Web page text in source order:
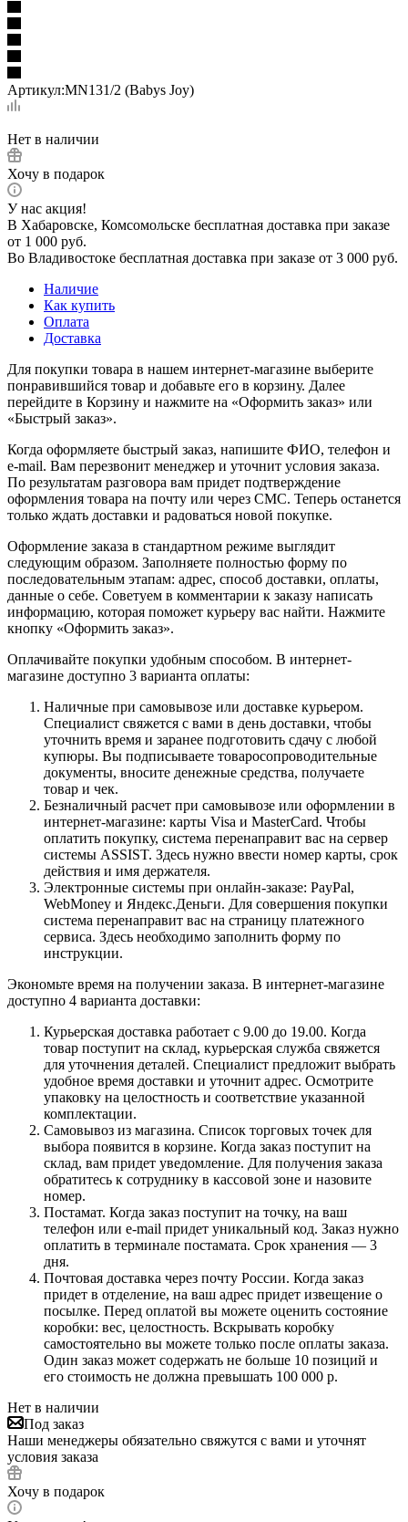
Артикул:MN131/2 (Babys Joy)
Нет в наличии
Хочу в подарок
У нас акция!
В Хабаровске, Комсомольске бесплатная доставка при заказе
от 1 000 руб.
Во Владивостоке бесплатная доставка при заказе от 3 000 руб.
Наличие
Как купить
Оплата
Доставка
Для покупки товара в нашем интернет-магазине выберите
понравившийся товар и добавьте его в корзину. Далее
перейдите в Корзину и нажмите на «Оформить заказ» или
«Быстрый заказ».
Когда оформляете быстрый заказ, напишите ФИО, телефон и
e-mail. Вам перезвонит менеджер и уточнит условия заказа.
По результатам разговора вам придет подтверждение
оформления товара на почту или через СМС. Теперь останется
только ждать доставки и радоваться новой покупке.
Оформление заказа в стандартном режиме выглядит
следующим образом. Заполняете полностью форму по
последовательным этапам: адрес, способ доставки, оплаты,
данные о себе. Советуем в комментарии к заказу написать
информацию, которая поможет курьеру вас найти. Нажмите
кнопку «Оформить заказ».
Оплачивайте покупки удобным способом. В интернет-
магазине доступно 3 варианта оплаты:
Наличные при самовывозе или доставке курьером.
Специалист свяжется с вами в день доставки, чтобы
уточнить время и заранее подготовить сдачу с любой
купюры. Вы подписываете товаросопроводительные
документы, вносите денежные средства, получаете
товар и чек.
Безналичный расчет при самовывозе или оформлении в
интернет-магазине: карты Visa и MasterCard. Чтобы
оплатить покупку, система перенаправит вас на сервер
системы ASSIST. Здесь нужно ввести номер карты, срок
действия и имя держателя.
Электронные системы при онлайн-заказе: PayPal,
WebMoney и Яндекс.Деньги. Для совершения покупки
система перенаправит вас на страницу платежного
сервиса. Здесь необходимо заполнить форму по
инструкции.
Экономьте время на получении заказа. В интернет-магазине
доступно 4 варианта доставки:
Курьерская доставка работает с 9.00 до 19.00. Когда
товар поступит на склад, курьерская служба свяжется
для уточнения деталей. Специалист предложит выбрать
удобное время доставки и уточнит адрес. Осмотрите
упаковку на целостность и соответствие указанной
комплектации.
Самовывоз из магазина. Список торговых точек для
выбора появится в корзине. Когда заказ поступит на
склад, вам придет уведомление. Для получения заказа
обратитесь к сотруднику в кассовой зоне и назовите
номер.
Постамат. Когда заказ поступит на точку, на ваш
телефон или e-mail придет уникальный код. Заказ нужно
оплатить в терминале постамата. Срок хранения — 3
дня.
Почтовая доставка через почту России. Когда заказ
придет в отделение, на ваш адрес придет извещение о
посылке. Перед оплатой вы можете оценить состояние
коробки: вес, целостность. Вскрывать коробку
самостоятельно вы можете только после оплаты заказа.
Один заказ может содержать не больше 10 позиций и
его стоимость не должна превышать 100 000 р.
Нет в наличии
Под заказ
Наши менеджеры обязательно свяжутся с вами и уточнят
условия заказа
Хочу в подарок